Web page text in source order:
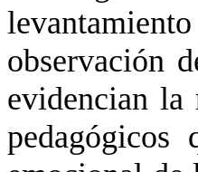
observación
evidencian la